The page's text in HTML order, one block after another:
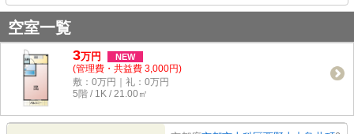
空室一覧
3万円 NEW
(管理費・共益費 3,000円)
敷：0万円｜礼：0万円
5階 / 1K / 21.00㎡